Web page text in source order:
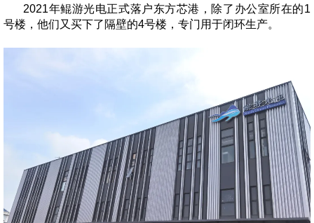
2021年鲲游光电正式落户东方芯港，除了办公室所在的1
号楼，他们又买下了隔壁的4号楼，专门用于闭环生产。